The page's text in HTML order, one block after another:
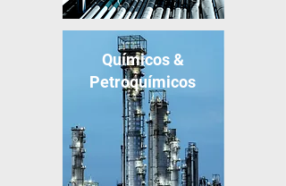
Químicos &
Petroquímicos